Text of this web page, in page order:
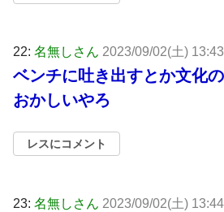
22: 名無しさん 2023/09/02(土)
ベンチに吐き出すとか文化
おかしいやろ
レスにコメント
23: 名無しさん 2023/09/02(土)